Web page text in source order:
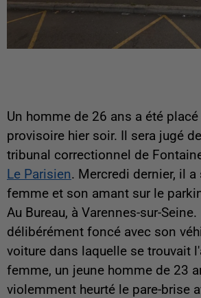
Un homme de 26 ans a été
provisoire hier soir. Il sera jugé
tribunal correctionnel de
Le Parisien. Mercredi dernier, il a
femme et son amant sur le
Au Bureau, à Varennes-sur-
délibérément foncé avec son
voiture dans laquelle se trouvait
femme, un jeune homme de 23
violemment heurté le pare-brise